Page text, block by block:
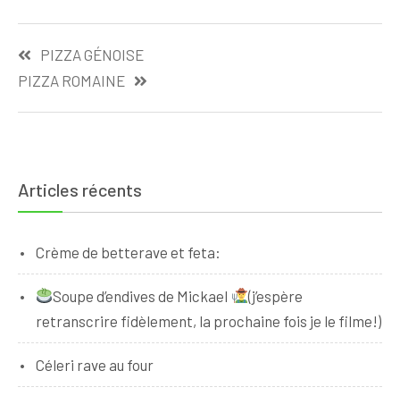
PIZZA GÉNOISE
PIZZA ROMAINE
Articles récents
Crème de betterave et feta:
Soupe d’endives de Mickael
(j’espère
retranscrire fidèlement, la prochaine fois je le filme!)
Céleri rave au four